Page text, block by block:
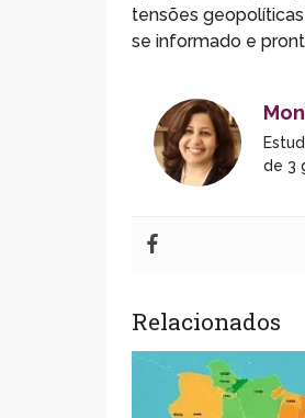
tensões
se informado e
de 3
Relacionados